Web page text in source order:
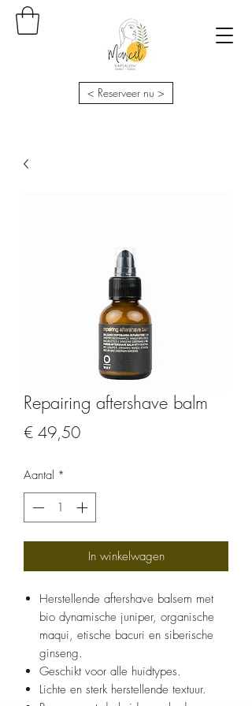
< Reserveer nu >
Repairing aftershave balm
€ 49,50Prijs
Aantal *
In winkelwagen
Herstellende aftershave balsem met
bio dynamische juniper, organische
maqui, etische bacuri en siberische
ginseng.
Geschikt voor alle huidtypes.
Lichte en sterk herstellende textuur.